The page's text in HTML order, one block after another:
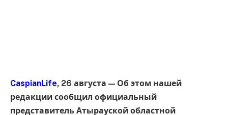
CaspianLife, 26 августа — Об этом нашей
редакции сообщил официальный
представитель Атырауской областной